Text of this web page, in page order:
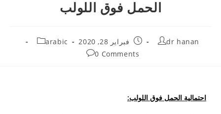
الحمل فوق اللولب
dr hanan فبراير 28, 2020
arabic
0 Comments
احتمالية الحمل فوق اللولب: